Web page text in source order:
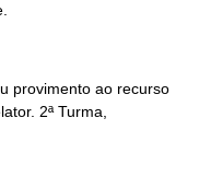
provimento ao recurso
2ª Turma,